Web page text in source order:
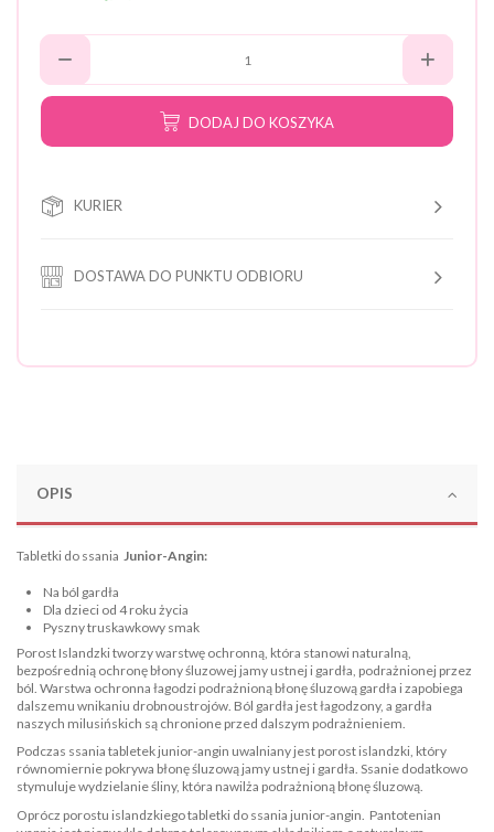
DODAJ DO KOSZYKA
KURIER
DOSTAWA DO PUNKTU ODBIORU
OPIS
Tabletki do ssania Junior-Angin:
Na ból gardła
Dla dzieci od 4 roku życia
Pyszny truskawkowy smak
Porost Islandzki tworzy warstwę ochronną, która stanowi naturalną,
bezpośrednią ochronę błony śluzowej jamy ustnej i gardła, podrażnionej przez
ból. Warstwa ochronna łagodzi podrażnioną błonę śluzową gardła i zapobiega
dalszemu wnikaniu drobnoustrojów. Ból gardła jest łagodzony, a gardła
naszych milusińskich są chronione przed dalszym podrażnieniem.
Podczas ssania tabletek junior-angin uwalniany jest porost islandzki, który
równomiernie pokrywa błonę śluzową jamy ustnej i gardła. Ssanie dodatkowo
stymuluje wydzielanie śliny, która nawilża podrażnioną błonę śluzową.
Oprócz porostu islandzkiego tabletki do ssania junior-angin. Pantotenian